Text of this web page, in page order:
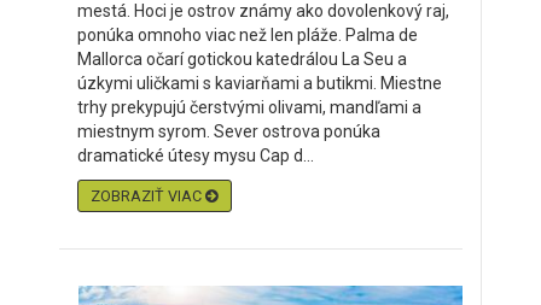
mestá. Hoci je ostrov známy ako dovolenkový raj,
ponúka omnoho viac než len pláže. Palma de
Mallorca očarí gotickou katedrálou La Seu a
úzkymi uličkami s kaviarňami a butikmi. Miestne
trhy prekypujú čerstvými olivami, mandľami a
miestnym syrom. Sever ostrova ponúka
dramatické útesy mysu Cap d...
ZOBRAZIŤ VIAC